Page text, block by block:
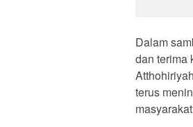
Dalam
dan terima
terus